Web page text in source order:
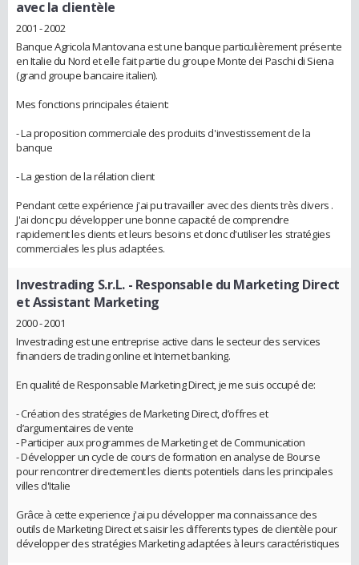
avec la clientèle
2001 - 2002
Banque Agricola Mantovana est une banque particulièrement présente
en Italie du Nord et elle fait partie du groupe Monte dei Paschi di Siena
(grand groupe bancaire italien).
Mes fonctions principales étaient:
- La proposition commerciale des produits d'investissement de la
banque
- La gestion de la rélation client
Pendant cette expérience j'ai pu travailler avec des clients très divers .
J'ai donc pu développer une bonne capacité de comprendre
rapidement les clients et leurs besoins et donc d'utiliser les stratégies
commerciales les plus adaptées.
Investrading S.r.L. - Responsable du Marketing Direct
et Assistant Marketing
2000 - 2001
Investrading est une entreprise active dans le secteur des services
financiers de trading online et Internet banking.
En qualité de Responsable Marketing Direct, je me suis occupé de:
- Création des stratégies de Marketing Direct, d’offres et
d’argumentaires de vente
- Participer aux programmes de Marketing et de Communication
- Développer un cycle de cours de formation en analyse de Bourse
pour rencontrer directement les clients potentiels dans les principales
villes d'Italie
Grâce à cette experience j'ai pu développer ma connaissance des
outils de Marketing Direct et saisir les differents types de clientèle pour
développer des stratégies Marketing adaptées à leurs caractéristiques